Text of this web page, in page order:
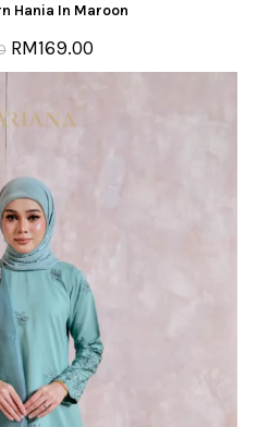
Hania In Maroon
RM169.00